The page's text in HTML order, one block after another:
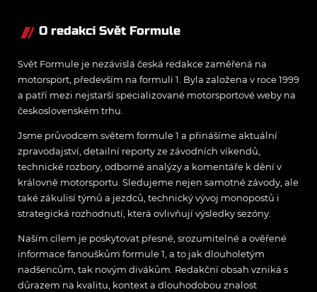
O redakci Svět Formule
Svět Formule je nezávislá česká redakce zaměřená na
motorsport, především na formuli 1. Byla založena v roce 1999
a patří mezi nejstarší specializované motorsportové weby na
československém trhu.
Jsme průvodcem světem formule 1 a přinášíme aktuální
zpravodajství, detailní reporty ze závodních víkendů,
technické rozbory, odborné analýzy a komentáře k dění v
královně motorsportu. Sledujeme nejen samotné závody, ale
také zákulisí týmů a jezdců, technický vývoj monopostů i
strategická rozhodnutí, která ovlivňují výsledky sezóny.
Naším cílem je poskytovat přesné, srozumitelné a ověřené
informace fanouškům formule 1, a to jak dlouholetým
nadšencům, tak novým divákům. Redakční obsah vzniká s
důrazem na kvalitu, kontext a dlouhodobou znalost